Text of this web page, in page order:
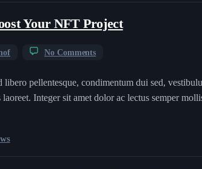
Your NFT Project
No Comments
libero pellentesque, condimentum dui sed,
Integer sit amet dolor ac lectus semper